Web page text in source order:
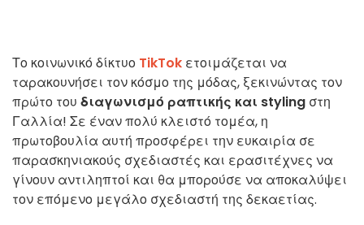
Το κοινωνικό δίκτυο TikTok ετοιμάζεται να
ταρακουνήσει τον κόσμο της μόδας, ξεκινώντας τον
πρώτο του διαγωνισμό ραπτικής και styling στη
Γαλλία! Σε έναν πολύ κλειστό τομέα, η
πρωτοβουλία αυτή προσφέρει την ευκαιρία σε
παρασκηνιακούς σχεδιαστές και ερασιτέχνες να
γίνουν αντιληπτοί και θα μπορούσε να αποκαλύψει
τον επόμενο μεγάλο σχεδιαστή της δεκαετίας.